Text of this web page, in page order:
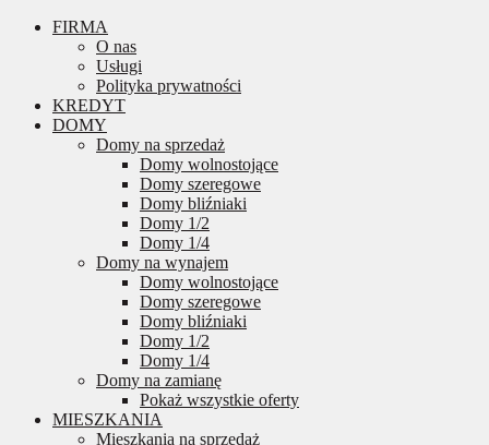
FIRMA
O nas
Usługi
Polityka prywatności
KREDYT
DOMY
Domy na sprzedaż
Domy wolnostojące
Domy szeregowe
Domy bliźniaki
Domy 1/2
Domy 1/4
Domy na wynajem
Domy wolnostojące
Domy szeregowe
Domy bliźniaki
Domy 1/2
Domy 1/4
Domy na zamianę
Pokaż wszystkie oferty
MIESZKANIA
Mieszkania na sprzedaż